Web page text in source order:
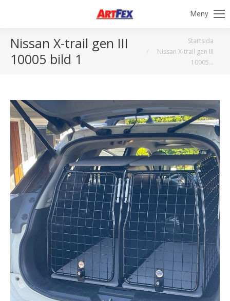
Meny
Nissan X-trail gen III
10005 bild 1
Startsida
Nissan X-trail gen III
10005…